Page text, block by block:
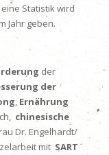
Statistik wird
Jahr geben.
der
der
, Ernährung
chinesische
Dr. Engelhardt/
mit SART